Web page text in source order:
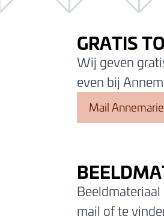
GRATIS
Wij geven
even bij
Mail Annemarie
mail of te